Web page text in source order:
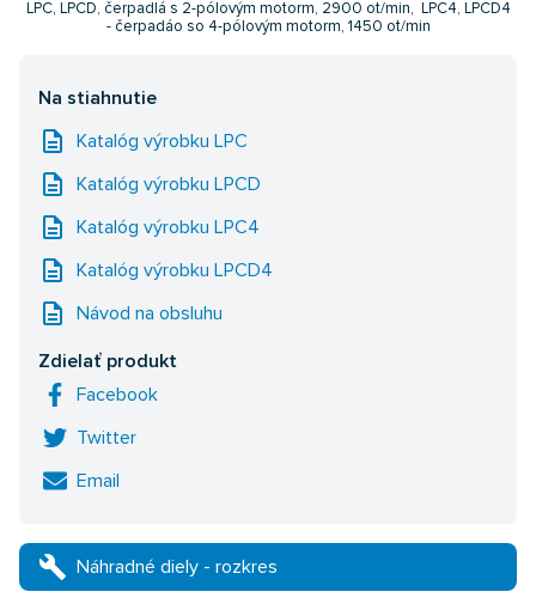
LPC, LPCD, čerpadlá s 2-pólovým motorm, 2900 ot/min, LPC4, LPCD4
- čerpadáo so 4-pólovým motorm, 1450 ot/min
Na stiahnutie
description Katalóg výrobku LPC
description Katalóg výrobku LPCD
description Katalóg výrobku LPC4
description Katalóg výrobku LPCD4
description Návod na obsluhu
Zdielať produkt
Facebook
Twitter
Email
build Náhradné diely - rozkres